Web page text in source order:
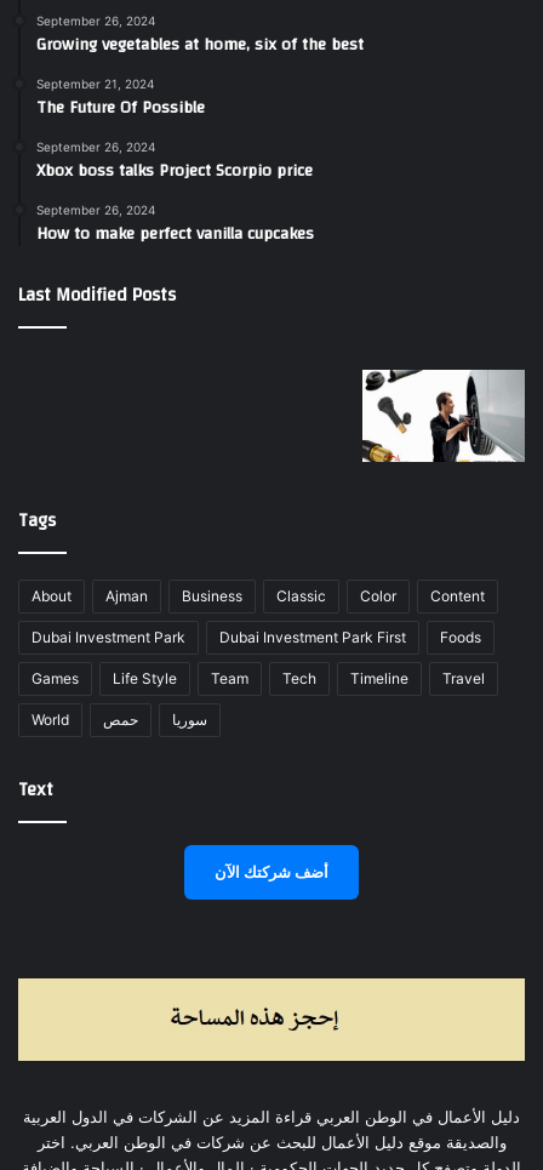
September 26, 2024
Growing vegetables at home, six of the best
September 21, 2024
The Future Of Possible
September 26, 2024
Xbox boss talks Project Scorpio price
September 26, 2024
How to make perfect vanilla cupcakes
Last Modified Posts
Tags
About Ajman Business Classic Color Content
Dubai Investment Park Dubai Investment Park First Foods
Games Life Style Team Tech Timeline Travel
World حمص سوريا
Text
أضف شركتك الآن
دليل الأعمال في الوطن العربي قراءة المزيد عن الشركات في الدول العربية
والصديقة موقع دليل الأعمال للبحث عن شركات في الوطن العربي. اختر